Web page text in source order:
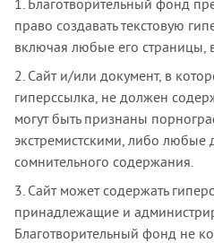
1. Благотворительный фонд
право создавать текстовую
включая любые его страницы,
2. Сайт и/или документ, в
гиперссылка, не должен
могут быть признаны
экстремистскими, либо любые
сомнительного содержания.
3. Сайт может содержать
принадлежащие и
Благотворительный фонд не